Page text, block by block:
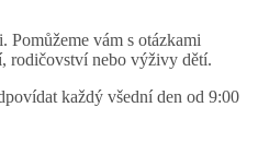
Pomůžeme vám s otázkami
rodičovství nebo výživy dětí.
každý všední den od 9:00